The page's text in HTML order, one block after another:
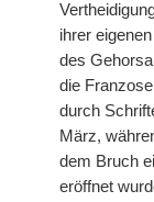
ihrer
des
die
durch
März,
dem Bruch
eröffnet